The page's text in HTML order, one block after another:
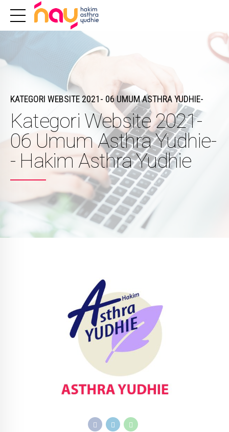
KATEGORI WEBSITE 2021- 06 UMUM ASTHRA YUDHIE-
Kategori Website 2021-
06 Umum Asthra Yudhie-
- Hakim Asthra Yudhie